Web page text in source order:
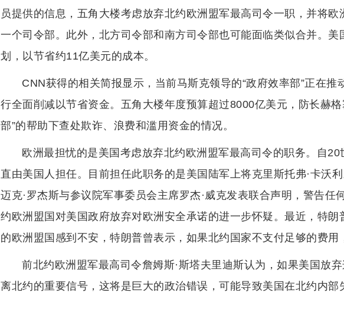
员提供的信息，五角大楼考虑放弃北约欧洲盟军最高司令一职，并将
一个司令部。此外，北方司令部和南方司令部也可能面临类似合并。
划，以节省约11亿美元的成本。
CNN获得的相关简报显示，当前马斯克领导的“政府效率部”正在推
行全面削减以节省资金。五角大楼年度预算超过8000亿美元，防长赫
部”的帮助下查处欺诈、浪费和滥用资金的情况。
欧洲最担忧的是美国考虑放弃北约欧洲盟军最高司令的职务。自
直由美国人担任。目前担任此职务的是美国陆军上将克里斯托弗·卡沃
迈克·罗杰斯与参议院军事委员会主席罗杰·威克发表联合声明，警告任
约欧洲盟国对美国政府放弃对欧洲安全承诺的进一步怀疑。最近，特朗
的欧洲盟国感到不安，特朗普曾表示，如果北约国家不支付足够的费用
前北约欧洲盟军最高司令詹姆斯·斯塔夫里迪斯认为，如果美国放
离北约的重要信号，这将是巨大的政治错误，可能导致美国在北约内部